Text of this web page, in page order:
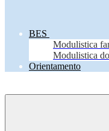
BES
Modulistica
Modulistica
Orientamento